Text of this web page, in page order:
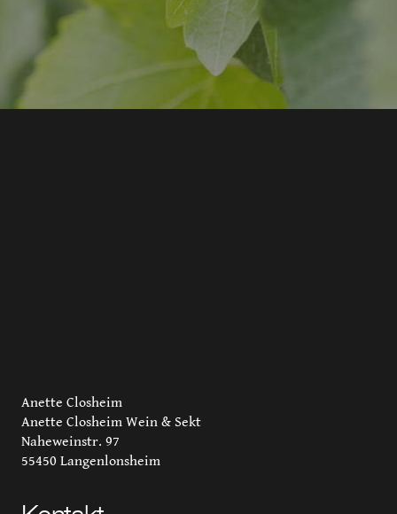
Anette Closheim
Anette Closheim Wein & Sekt
Naheweinstr. 97
55450 Langenlonsheim